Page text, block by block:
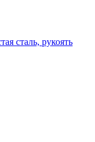
сталь, рукоять